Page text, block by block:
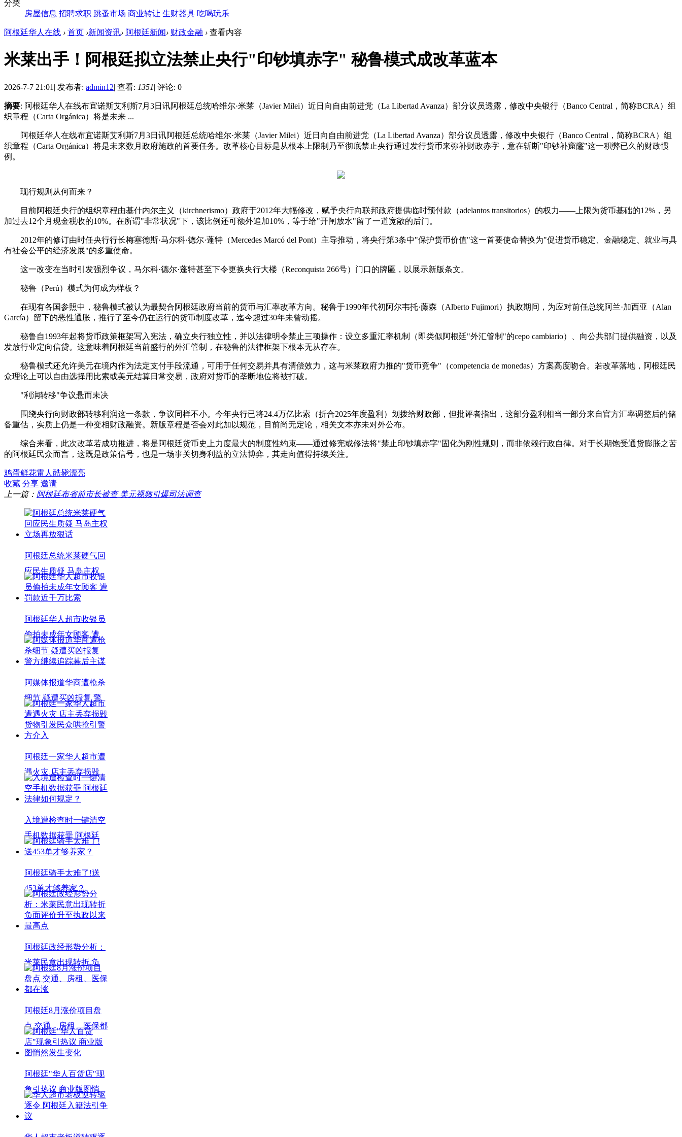
分类
房屋信息 招聘求职 跳蚤市场 商业转让 生财器具 吃喝玩乐
阿根廷华人在线 › 首页 ›新闻资讯› 阿根廷新闻› 财政金融 › 查看内容
米莱出手！阿根廷拟立法禁止央行"印钞填赤字" 秘鲁模式成改革蓝本
2026-7-7 21:01 | 发布者: admin12| 查看: 1351| 评论: 0
摘要: 阿根廷华人在线布宜诺斯艾利斯7月3日讯阿根廷总统哈维尔·米莱（Javier Milei）近日向自由前进党（La Libertad Avanza）部分议员透露，修改中央银行（Banco Central，简称BCRA）组
织章程（Carta Orgánica）将是未来 ...
阿根廷华人在线布宜诺斯艾利斯7月3日讯阿根廷总统哈维尔·米莱（Javier Milei）近日向自由前进党（La Libertad Avanza）部分议员透露，修改中央银行（Banco Central，简称BCRA）组
织章程（Carta Orgánica）将是未来数月政府施政的首要任务。改革核心目标是从根本上限制乃至彻底禁止央行通过发行货币来弥补财政赤字，意在斩断"印钞补窟窿"这一积弊已久的财政惯
例。
现行规则从何而来？
目前阿根廷央行的组织章程由基什内尔主义（kirchnerismo）政府于2012年大幅修改，赋予央行向联邦政府提供临时预付款（adelantos transitorios）的权力——上限为货币基础的12%，另
加过去12个月现金税收的10%。在所谓"非常状况"下，该比例还可额外追加10%，等于给"开闸放水"留了一道宽敞的后门。
2012年的修订由时任央行行长梅塞德斯·马尔科·德尔·蓬特（Mercedes Marcó del Pont）主导推动，将央行第3条中"保护货币价值"这一首要使命替换为"促进货币稳定、金融稳定、就业与具
有社会公平的经济发展"的多重使命。
这一改变在当时引发强烈争议，马尔科·德尔·蓬特甚至下令更换央行大楼（Reconquista 266号）门口的牌匾，以展示新版条文。
秘鲁（Perú）模式为何成为样板？
在现有各国参照中，秘鲁模式被认为最契合阿根廷政府当前的货币与汇率改革方向。秘鲁于1990年代初阿尔韦托·藤森（Alberto Fujimori）执政期间，为应对前任总统阿兰·加西亚（Alan
García）留下的恶性通胀，推行了至今仍在运行的货币制度改革，迄今超过30年未曾动摇。
秘鲁自1993年起将货币政策框架写入宪法，确立央行独立性，并以法律明令禁止三项操作：设立多重汇率机制（即类似阿根廷"外汇管制"的cepo cambiario）、向公共部门提供融资，以及
发放行业定向信贷。这意味着阿根廷当前盛行的外汇管制，在秘鲁的法律框架下根本无从存在。
秘鲁模式还允许美元在境内作为法定支付手段流通，可用于任何交易并具有清偿效力，这与米莱政府力推的"货币竞争"（competencia de monedas）方案高度吻合。若改革落地，阿根廷民
众理论上可以自由选择用比索或美元结算日常交易，政府对货币的垄断地位将被打破。
"利润转移"争议悬而未决
围绕央行向财政部转移利润这一条款，争议同样不小。今年央行已将24.4万亿比索（折合2025年度盈利）划拨给财政部，但批评者指出，这部分盈利相当一部分来自官方汇率调整后的储
备重估，实质上仍是一种变相财政融资。新版章程是否会对此加以规范，目前尚无定论，相关文本亦未对外公布。
综合来看，此次改革若成功推进，将是阿根廷货币史上力度最大的制度性约束——通过修宪或修法将"禁止印钞填赤字"固化为刚性规则，而非依赖行政自律。对于长期饱受通货膨胀之苦
的阿根廷民众而言，这既是政策信号，也是一场事关切身利益的立法博弈，其走向值得持续关注。
鸡蛋鲜花雷人 酷毙漂亮
收藏 分享 邀请
上一篇： 阿根廷布省前市长被查 美元视频引爆司法调查
阿根廷总统米莱硬气回
应民生质疑 马岛主权
阿根廷华人超市收银员
偷拍未成年女顾客 遭
阿媒体报道华商遭枪杀
细节 疑遭买凶报复 警
阿根廷一家华人超市遭
遇火灾 店主丢弃损毁
入境遭检查时一键清空
手机数据获罪 阿根廷
阿根廷骑手太难了!送
453单才够养家？
阿根廷政经形势分析：
米莱民意出现转折 负
阿根廷8月涨价项目盘
点 交通、房租、医保都
阿根廷"华人百货店"现
象引热议 商业版图悄